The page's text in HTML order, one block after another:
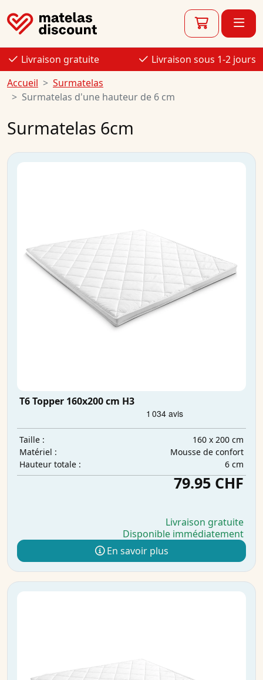
Livraison gratuite
Livraison sous 1-2 jours
Accueil
Surmatelas
Surmatelas d'une hauteur de 6 cm
Surmatelas 6cm
T6 Topper 160x200 cm H3
Taille :
160 x 200 cm
Matériel :
Mousse de confort
Hauteur totale :
6 cm
79.95 CHF
Livraison gratuite
Disponible immédiatement
En savoir plus